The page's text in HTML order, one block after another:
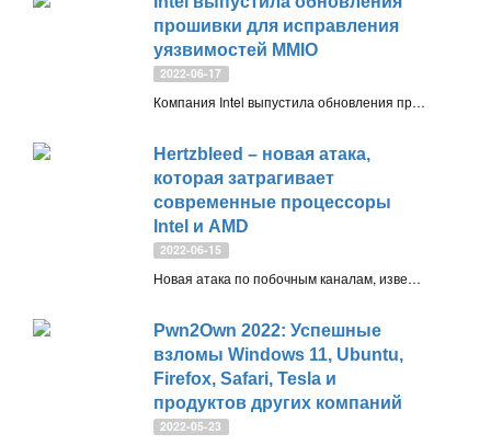
прошивки для исправления
уязвимостей MMIO
2022-06-17
Компания Intel выпустила обновления прошивки для устранения уязвимостей Memory Mapped I/O (MMIO). На этой неделе Intel и Microsoft опубликовали бюллетени безопасности, информирующие системных администраторах о данных проблемах безопасности
Hertzbleed – новая атака,
которая затрагивает
современные процессоры
Intel и AMD
2022-06-15
Новая атака по побочным каналам, известная как Hertzbleed, позволяет злоумышленникам удаленно украсть полные криптографические ключи, наблюдая за изменениями частоты процессора, обеспечиваемыми динамическим масштабированием напряжения и частоты (Dynamic voltage and frequency scaling, DVFS)
Pwn2Own 2022: Успешные
взломы Windows 11, Ubuntu,
Firefox, Safari, Tesla и
продуктов других компаний
2022-05-23